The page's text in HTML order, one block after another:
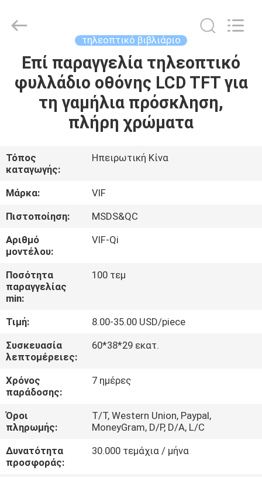
ΣΠΊΤΙ
ΠΡΟΪΌΝΤΑ
ΕΜΕΊΣ
ΓΎΡΟΣ
ΕΡΓΟΣΤΑΣΊΩΝ
ΠΟΙΟΤΙΚΌΣ
ΈΛΕΓΧΟΣ
ΕΛΆΤΕ
ΣΕ
ΕΠΑΦΉ
ΜΕ
ΖΗΤΉΣΤΕ
ΈΝΑ
ΑΠΌΣΠΑΣΜΑ
Reserved.
τηλεοπτικό βιβλιάριο
Επί παραγγελία τηλεοπτικό
φυλλάδιο οθόνης LCD TFT για
τη γαμήλια πρόσκληση,
πλήρη χρώματα
Τόπος
καταγωγής:
Ηπειρωτική Κίνα
Μάρκα:
VIF
Πιστοποίηση:
MSDS&QC
Αριθμό
μοντέλου:
VIF-Qi
Ποσότητα
παραγγελίας
min:
100 τεμ
Τιμή:
8.00-35.00 USD/piece
Συσκευασία
λεπτομέρειες:
60*38*29 εκατ.
Χρόνος
παράδοσης:
7 ημέρες
Όροι
πληρωμής:
T/T, Western Union, Paypal,
MoneyGram, D/P, D/A, L/C
Δυνατότητα
προσφοράς:
30.000 τεμάχια / μήνα